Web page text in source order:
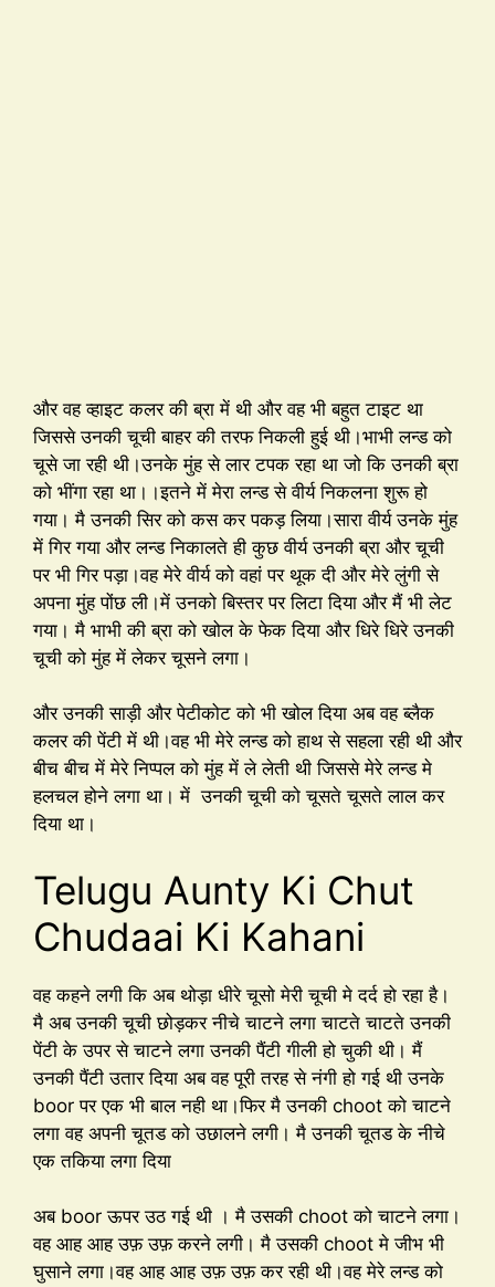
और वह व्हाइट कलर की ब्रा में थी और वह भी बहुत टाइट था
जिससे उनकी चूची बाहर की तरफ निकली हुई थी।भाभी लन्ड को
चूसे जा रही थी।उनके मुंह से लार टपक रहा था जो कि उनकी ब्रा
को भींगा रहा था।।इतने में मेरा लन्ड से वीर्य निकलना शुरू हो
गया। मै उनकी सिर को कस कर पकड़ लिया।सारा वीर्य उनके मुंह
में गिर गया और लन्ड निकालते ही कुछ वीर्य उनकी ब्रा और चूची
पर भी गिर पड़ा।वह मेरे वीर्य को वहां पर थूक दी और मेरे लुंगी से
अपना मुंह पोंछ ली।में उनको बिस्तर पर लिटा दिया और मैं भी लेट
गया। मै भाभी की ब्रा को खोल के फेक दिया और धिरे धिरे उनकी
चूची को मुंह में लेकर चूसने लगा।
और उनकी साड़ी और पेटीकोट को भी खोल दिया अब वह ब्लैक
कलर की पेंटी में थी।वह भी मेरे लन्ड को हाथ से सहला रही थी और
बीच बीच में मेरे निप्पल को मुंह में ले लेती थी जिससे मेरे लन्ड मे
हलचल होने लगा था। में उनकी चूची को चूसते चूसते लाल कर
दिया था।
Telugu Aunty Ki Chut
Chudaai Ki Kahani
वह कहने लगी कि अब थोड़ा धीरे चूसो मेरी चूची मे दर्द हो रहा है।
मै अब उनकी चूची छोड़कर नीचे चाटने लगा चाटते चाटते उनकी
पेंटी के उपर से चाटने लगा उनकी पैंटी गीली हो चुकी थी। मैं
उनकी पैंटी उतार दिया अब वह पूरी तरह से नंगी हो गई थी उनके
boor पर एक भी बाल नही था।फिर मै उनकी choot को चाटने
लगा वह अपनी चूतड को उछालने लगी। मै उनकी चूतड के नीचे
एक तकिया लगा दिया
अब boor ऊपर उठ गई थी । मै उसकी choot को चाटने लगा।
वह आह आह उफ़ उफ़ करने लगी। मै उसकी choot मे जीभ भी
घुसाने लगा।वह आह आह उफ़ उफ़ कर रही थी।वह मेरे लन्ड को